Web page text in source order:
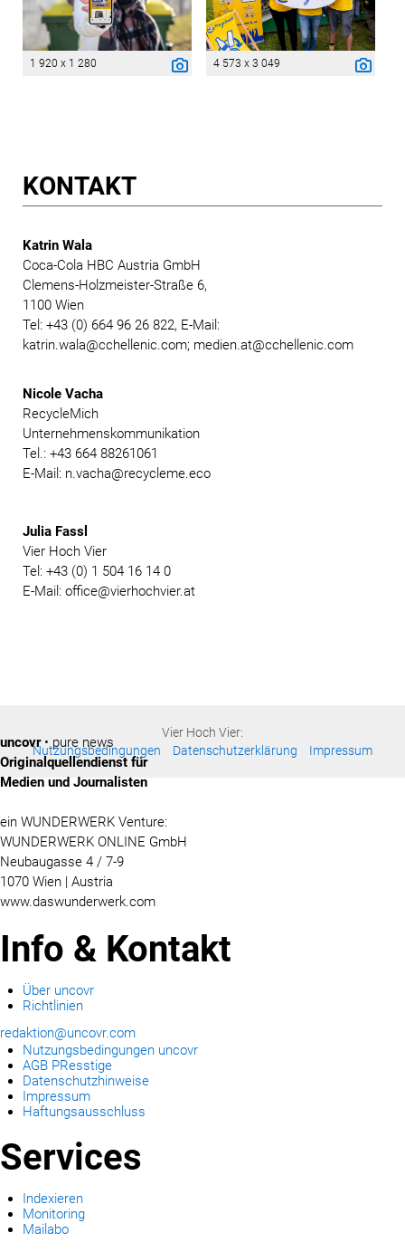
1 920 x 1 280 4 573 x 3 049
KONTAKT
Katrin Wala
Coca-Cola HBC Austria GmbH
Clemens-Holzmeister-Straße 6,
1100 Wien
Tel: +43 (0) 664 96 26 822, E-Mail:
katrin.wala@cchellenic.com; medien.at@cchellenic.com
Nicole Vacha
RecycleMich
Unternehmenskommunikation
Tel.: +43 664 88261061
E-Mail: n.vacha@recycleme.eco
Julia Fassl
Vier Hoch Vier
Tel: +43 (0) 1 504 16 14 0
E-Mail: office@vierhochvier.at
Vier Hoch Vier:
Nutzungsbedingungen
Datenschutzerklärung Impressum
uncovr• pure news
Originalquellendienst für
Medien und Journalisten
ein WUNDERWERK Venture:
WUNDERWERK ONLINE GmbH
Neubaugasse 4 / 7-9
1070 Wien | Austria
www.daswunderwerk.com
Info & Kontakt
Über uncovr
Richtlinien
redaktion@uncovr.com
Nutzungsbedingungen uncovr
AGB PResstige
Datenschutzhinweise
Impressum
Haftungsausschluss
Services
Indexieren
Monitoring
Mailabo